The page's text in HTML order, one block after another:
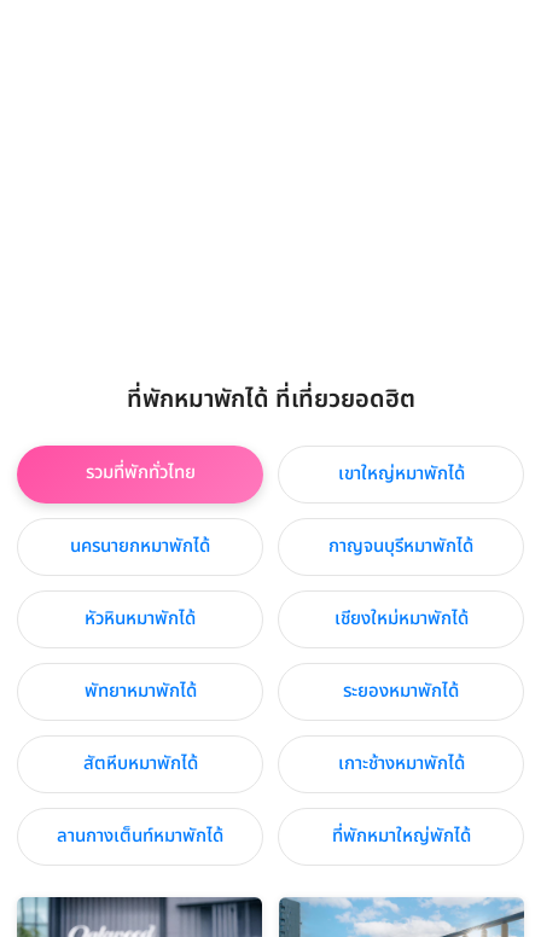
ที่พักหมาพักได้ ที่เที่ยวยอดฮิต
รวมที่พักทั่วไทย เขาใหญ่หมาพักได้
นครนายกหมาพักได้ กาญจนบุรีหมาพักได้
หัวหินหมาพักได้ เชียงใหม่หมาพักได้
พัทยาหมาพักได้ ระยองหมาพักได้
สัตหีบหมาพักได้ เกาะช้างหมาพักได้
ลานกางเต็นท์หมาพักได้ ที่พักหมาใหญ่พักได้